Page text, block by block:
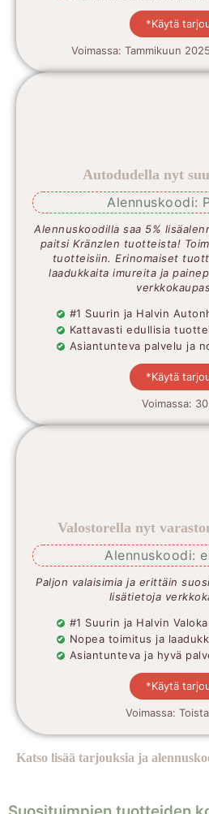
*Käytä
Voimassa: Tammikuun
Autodudella nyt
Alennuskoodi:
Alennuskoodilla saa 5%
paitsi Kränzlen tuotteista!
tuotteisiin. Erinomaiset
laadukkaita imureita ja
#1 Suurin ja Halvin
Kattavasti edullisia
Asiantunteva palvelu ja
*Käytä
Voimassa:
Valostorella nyt
Alennuskoodi:
Paljon valaisimia ja erittäin
lisätietoja
#1 Suurin ja Halvin
Nopea toimitus ja
Asiantunteva ja hyvä
*Käytä
Voimassa:
Katso lisää tarjouksia ja